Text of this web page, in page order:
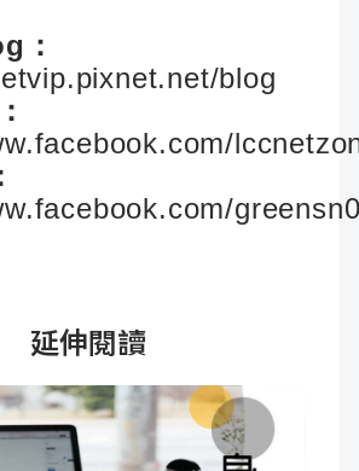
：
blog
延伸閱讀